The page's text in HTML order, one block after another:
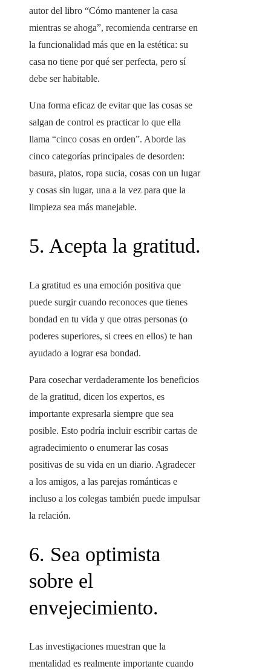
autor del libro “Cómo mantener la casa
mientras se ahoga”, recomienda centrarse en
la funcionalidad más que en la estética: su
casa no tiene por qué ser perfecta, pero sí
debe ser habitable.
Una forma eficaz de evitar que las cosas se
salgan de control es practicar lo que ella
llama “cinco cosas en orden”. Aborde las
cinco categorías principales de desorden:
basura, platos, ropa sucia, cosas con un lugar
y cosas sin lugar, una a la vez para que la
limpieza sea más manejable.
5. Acepta la gratitud.
La gratitud es una emoción positiva que
puede surgir cuando reconoces que tienes
bondad en tu vida y que otras personas (o
poderes superiores, si crees en ellos) te han
ayudado a lograr esa bondad.
Para cosechar verdaderamente los beneficios
de la gratitud, dicen los expertos, es
importante expresarla siempre que sea
posible. Esto podría incluir escribir cartas de
agradecimiento o enumerar las cosas
positivas de su vida en un diario. Agradecer
a los amigos, a las parejas románticas e
incluso a los colegas también puede impulsar
la relación.
6. Sea optimista
sobre el
envejecimiento.
Las investigaciones muestran que la
mentalidad es realmente importante cuando